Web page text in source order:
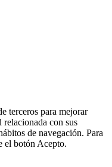
terceros para mejorar
con sus
de navegación. Para
el botón Acepto.